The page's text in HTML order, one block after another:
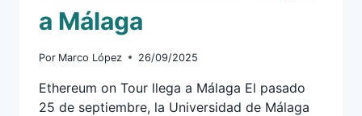
a Málaga
Por Marco López 26/09/2025
Ethereum on Tour llega a Málaga El pasado
25 de septiembre, la Universidad de Málaga